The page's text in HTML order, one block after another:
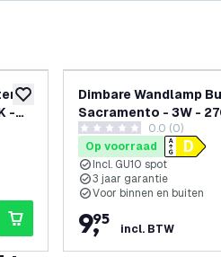
toevoegen aan verlanglijst
-
-
Dimbare Wandlamp
Sacramento - 3W -
Zwart
0 score sterren0.0 (0)
Op voorraad
Incl. GU10 spot
3 jaar garantie
Voor binnen en buiten
9,
95
incl. BTW